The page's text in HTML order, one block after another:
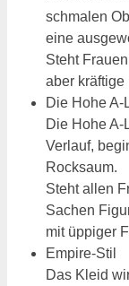
schmalen
eine
Steht
aber kräftige
Die Hohe A-
Die Hohe
Verlauf,
Rocksaum.
Steht allen
Sachen
mit üppiger
Empire-Stil
Das Kleid